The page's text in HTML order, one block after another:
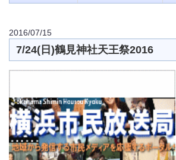
2016/07/15
7/24(日)鶴見神社天王祭2016